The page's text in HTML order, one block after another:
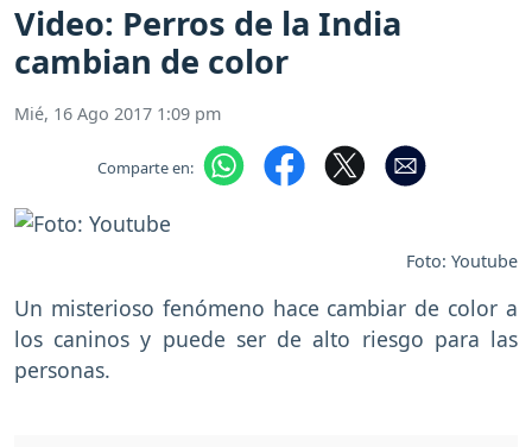
Video: Perros de la India
cambian de color
Mié, 16 Ago 2017 1:09 pm
Comparte en:
Foto: Youtube
Un misterioso fenómeno hace cambiar de color a
los caninos y puede ser de alto riesgo para las
personas.